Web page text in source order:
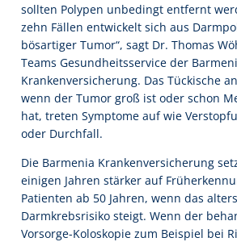
sollten Polypen unbedingt entfernt
zehn Fällen entwickelt sich aus
bösartiger Tumor“, sagt Dr. Thomas
Teams Gesundheitsservice der
Krankenversicherung. Das Tückische
wenn der Tumor groß ist oder schon
hat, treten Symptome auf wie
oder Durchfall.
Die Barmenia Krankenversicherung
einigen Jahren stärker auf
Patienten ab 50 Jahren, wenn das
Darmkrebsrisiko steigt. Wenn der
Vorsorge-Koloskopie zum Beispiel bei